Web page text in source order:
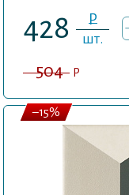
428 P
шт.
504 P
–15%